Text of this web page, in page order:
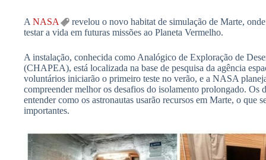
A NASA
revelou o novo habitat de simulação de Marte,
testar a vida em futuras missões ao Planeta Vermelho.
A instalação, conhecida como Analógico de Exploração de
(CHAPEA), está localizada na base de pesquisa da agência
voluntários iniciarão o primeiro teste no verão, e a NASA
compreender melhor os desafios do isolamento prolongado. Os
entender como os astronautas usarão recursos em Marte, o que
importantes.